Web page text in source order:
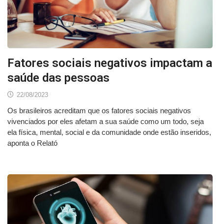
Fatores sociais negativos impactam a
saúde das pessoas
22/08/2023
Os brasileiros acreditam que os fatores sociais negativos
vivenciados por eles afetam a sua saúde como um todo, seja
ela física, mental, social e da comunidade onde estão inseridos,
aponta o Relató